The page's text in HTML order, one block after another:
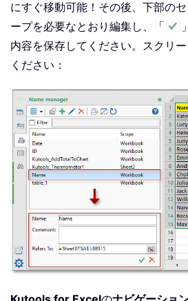
にすぐ移動可能！その後、下部の
ープを必要なとおり編集し、「
内容を保存してください。スクリ
ください：